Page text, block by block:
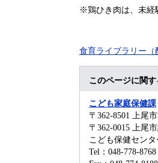
※鶏ひき肉は、未経
食育ライブラリー（
このページに関
こども家庭保健課
〒362-8501 上尾
〒362-0015 上尾
こども保健センタ
Tel：048-778-8768